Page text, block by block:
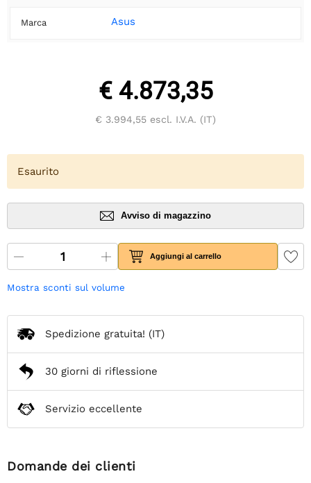
Marca Asus
€ 4.873,35
€ 3.994,55 escl. I.V.A. (IT)
Esaurito
Avviso di magazzino
Aggiungi al carrello
Mostra sconti sul volume
Spedizione gratuita! (IT)
30 giorni di riflessione
Servizio eccellente
Domande dei clienti